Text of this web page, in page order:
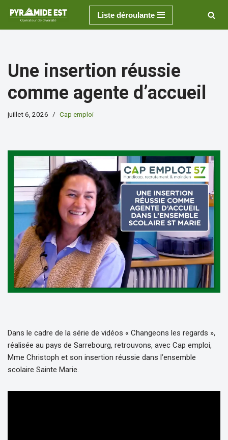
Aller
Liste déroulante
Une insertion réussie
comme agente d’accueil
juillet 6, 2026 Cap emploi
Dans le cadre de la série de vidéos « Changeons les regards »,
réalisée au pays de Sarrebourg, retrouvons, avec Cap emploi,
Mme Christoph et son insertion réussie dans l’ensemble
scolaire Sainte Marie.